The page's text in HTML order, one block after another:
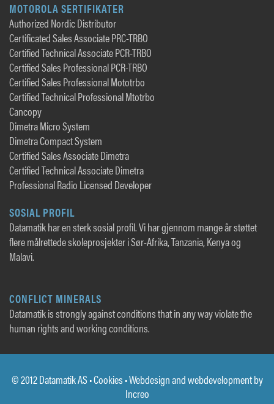
MOTOROLA SERTIFIKATER
Authorized Nordic Distributor
Certificated Sales Associate PRC-TRBO
Certified Technical Associate PCR-TRBO
Certified Sales Professional PCR-TRBO
Certified Sales Professional Mototrbo
Certified Technical Professional Mtotrbo
Cancopy
Dimetra Micro System
Dimetra Compact System
Certified Sales Associate Dimetra
Certified Technical Associate Dimetra
Professional Radio Licensed Developer
SOSIAL PROFIL
Datamatik har en sterk sosial profil. Vi har gjennom mange år støttet
flere målrettede skoleprosjekter i Sør-Afrika, Tanzania, Kenya og
Malavi.
CONFLICT MINERALS
Datamatik is strongly against conditions that in any way violate the
human rights and working conditions.
© 2012 Datamatik AS •Cookies • Webdesign and webdevelopment by
Increo